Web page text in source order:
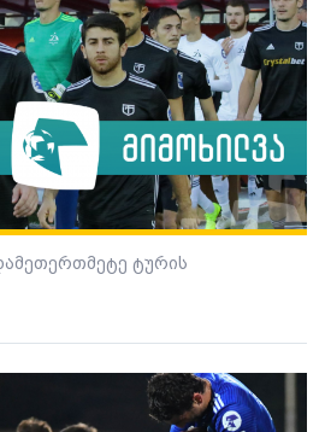
ტურის